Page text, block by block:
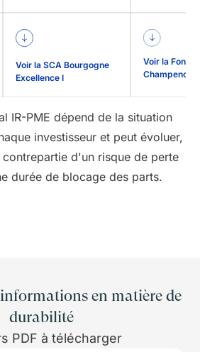
Voir la SCA Bourgogne
Excellence I
Voir la
IR-PME dépend de la situation
investisseur et peut évoluer,
d'un risque de perte
durée de blocage des parts.
en matière de
durabilité
PDF à télécharger